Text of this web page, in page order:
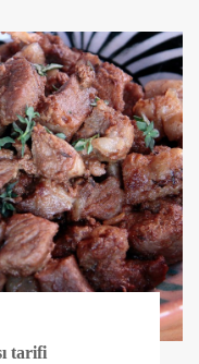
tarifi